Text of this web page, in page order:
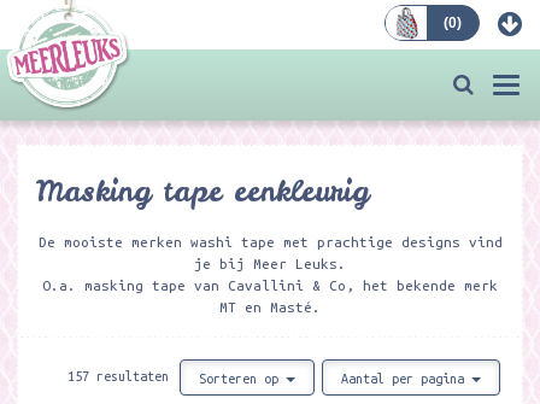
(0)
Masking tape eenkleurig
De mooiste merken washi tape met prachtige designs vind
je bij Meer Leuks.
O.a. masking tape van Cavallini & Co, het bekende merk
MT en Masté.
157 resultaten Sorteren op Aantal per pagina